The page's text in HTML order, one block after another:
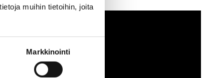
muihin tietoihin, joita
Markkinointi